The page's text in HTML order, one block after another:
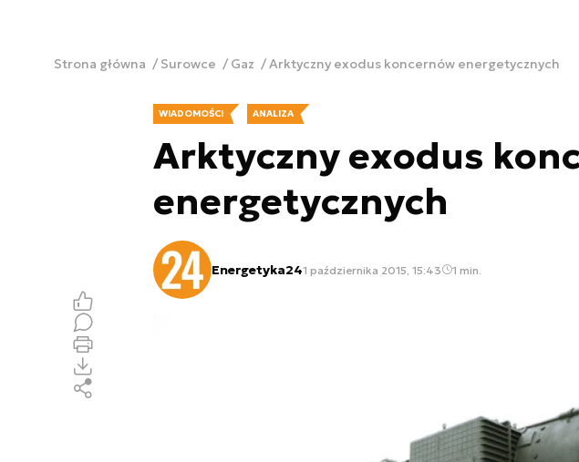
Strona główna Surowce Gaz Arktyczny exodus koncernów energetycznych
WIADOMOŚCI ANALIZA
Arktyczny exodus
energetycznych
Energetyka241 października 2015, 15:43 1 min.